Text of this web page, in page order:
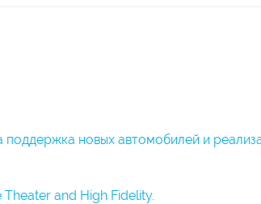
новых автомобилей и
and High Fidelity.